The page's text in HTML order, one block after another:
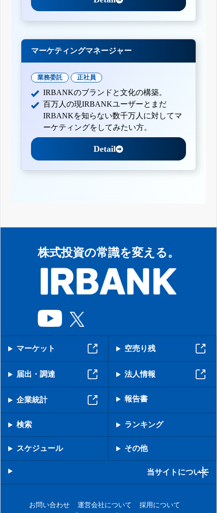
マーケティングマネージャー
業務委託 正社員
IRBANKのブランドと文化の構築。
百万人の現IRBANKユーザーとまだ
IRBANKを知らない数千万人に対してマ
ーケティングをしてみたい方。
Detail
株式投資の常識を変える。
マーケット 空売り残
届出・調達 法人情報
企業統計 報告書
検索 ランキング
スケジュール その他
当サイトについて
お問い合わせ 運営会社について
採用について